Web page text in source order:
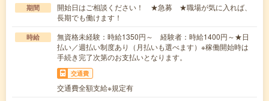
期間
開始日はご相談ください！ ★急募 ★職場が気に入れば、
長期でも働けます！
時給
無資格未経験：時給1350円～ 経験者：時給1400円～★日
払い／週払い制度あり（月払いも選べます）※稼働開始時は
手続き完了次第のお支払いとなります。
交通費
交通費全額支給※規定有